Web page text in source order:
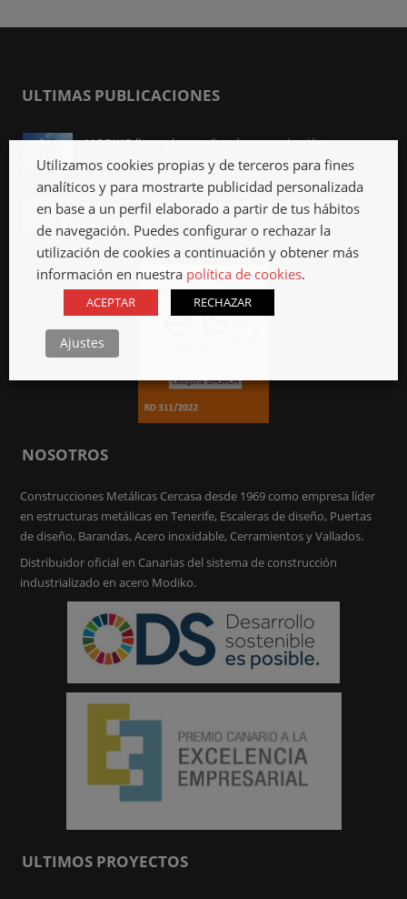
ULTIMAS PUBLICACIONES
MODIKO llega a los medios de comunicación
Abr 3rd, 2023
Viviendas industrializadas, qué son y qué ventajas
tienen
Mar 27th, 2023
NOSOTROS
Construcciones Metálicas Cercasa desde 1969 como empresa líder
en estructuras metálicas en Tenerife, Escaleras de diseño, Puertas
de diseño, Barandas, Acero inoxidable, Cerramientos y Vallados.
Distribuidor oficial en Canarias del sistema de construcción
industrializado en acero Modiko.
ULTIMOS PROYECTOS
Utilizamos cookies propias y de terceros para fines
analíticos y para mostrarte publicidad personalizada
en base a un perfil elaborado a partir de tus hábitos
de navegación. Puedes configurar o rechazar la
utilización de cookies a continuación y obtener más
información en nuestra política de cookies.
ACEPTAR RECHAZAR
Ajustes